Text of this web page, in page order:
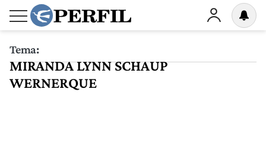
Tema:
MIRANDA LYNN SCHAUP
WERNERQUE